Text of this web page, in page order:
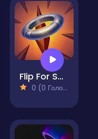
Flip For Survival
0 (0 Голосів)